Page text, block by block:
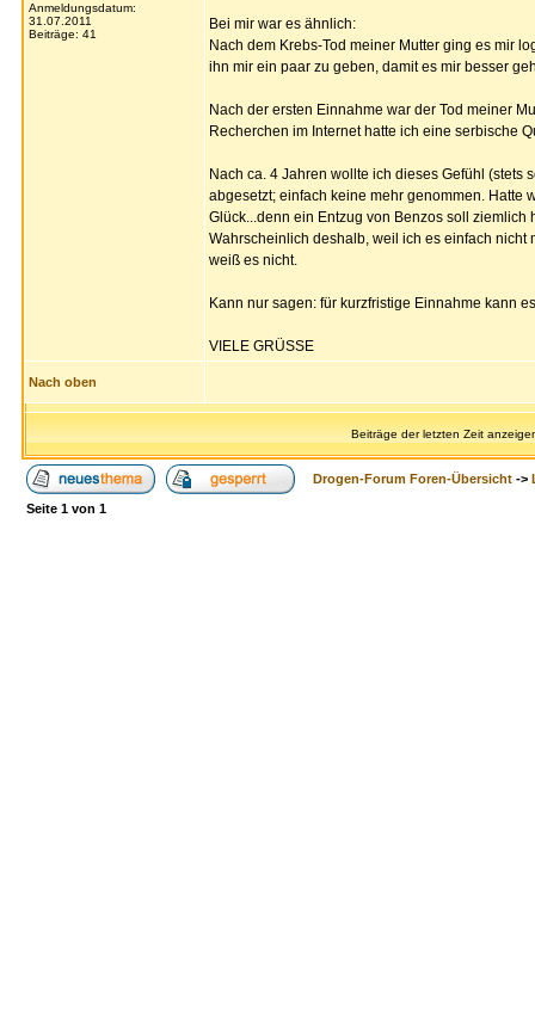
Anmeldungsdatum:
31.07.2011
Beiträge: 41
Bei mir war es ähnlich:
Nach dem Krebs-Tod meiner Mutter ging es mir
ihn mir ein paar zu geben, damit es mir besser
Nach der ersten Einnahme war der Tod meiner
Recherchen im Internet hatte ich eine serbische
Nach ca. 4 Jahren wollte ich dieses Gefühl (stets
abgesetzt; einfach keine mehr genommen. Hatte
Glück...denn ein Entzug von Benzos soll ziemlich
Wahrscheinlich deshalb, weil ich es einfach nicht
weiß es nicht.
Kann nur sagen: für kurzfristige Einnahme kann
VIELE GRÜSSE
Nach oben
Beiträge der letzten Zeit
Drogen-Forum Foren-Übersicht ->
Seite 1 von 1